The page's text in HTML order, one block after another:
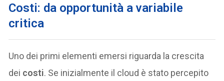
Costi: da opportunità a variabile
critica
Uno dei primi elementi emersi riguarda la crescita
dei costi. Se inizialmente il cloud è stato percepito